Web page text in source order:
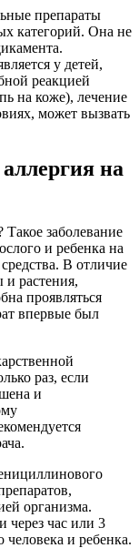
препараты
категорий. Она не
у детей,
реакцией
на коже), лечение
может вызвать
на
заболевание
и ребенка на
В отличие
растения,
проявляться
впервые был
раз, если
и
организма.
через час или 3
человека и ребенка.